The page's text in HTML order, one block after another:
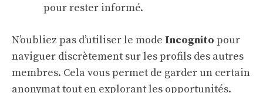
pour rester informé.
N’oubliez pas d’utiliser le mode Incognito pour
naviguer discrètement sur les profils des autres
membres. Cela vous permet de garder un certain
anonymat tout en explorant les opportunités.